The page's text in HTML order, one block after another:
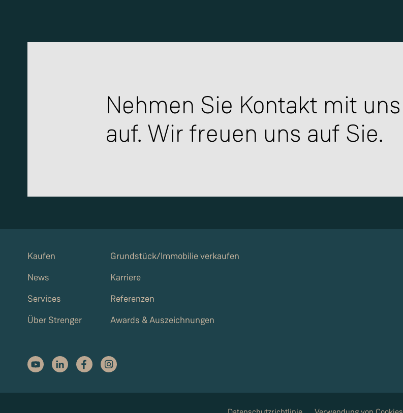
Nehmen Sie Kontakt mit uns
auf. Wir freuen uns auf Sie.
Kaufen
News
Services
Über Strenger
Grundstück/Immobilie verkaufen
Karriere
Referenzen
Awards & Auszeichnungen